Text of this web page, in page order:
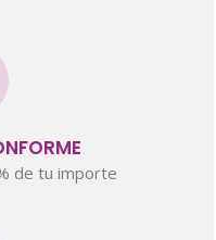
de tu importe